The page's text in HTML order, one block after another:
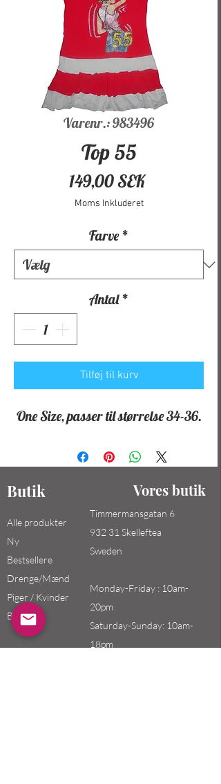
Varenr.: 983496
Top 55
149,00 SEKPris
Moms Inkluderet
Farve *
Antal *
Tilføj til kurv
One Size, passer til størrelse 34-36.
Butik Vores butik
Alle produkter
Ny
Bestsellere
Drenge/Mænd
Piger / Kvinder
Børn
Timmermansgatan 6
932 31 Skelleftea
Sweden
Monday-Friday : 10am-
20pm
Saturday-Sunday: 10am-
18pm